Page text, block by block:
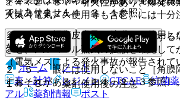
１４．２．８． 引火性があり、爆発の
火気（電気メス使用等も含む）には十分
１４．２．９． 電気メス等を使用する
させ、アルコール蒸気の拡散を確認して
（電気メスによる発火事故が報告されて
１４．３． 薬剤使用後の注意
４．２．２、１４．３．１参照〕。
２．４． 損傷皮膚及び粘膜には使用し
を有する］。
２．５． 眼には使用しないこと［角膜
すおそれがある］〔１４．２．３参照〕
ではありません。
ホーム
ノート
表・計算
レジメン CTCAE 抗菌
アル
薬剤情報 ポスト